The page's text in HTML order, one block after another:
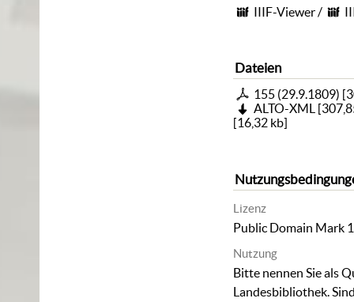
IIIF-Viewer/
Dateien
155 (29.9.1809)
ALTO-XML [
[16,32 kb]
Lizenz
Public Domain Mark
Nutzung
Bitte nennen Sie als
Landesbibliothek.